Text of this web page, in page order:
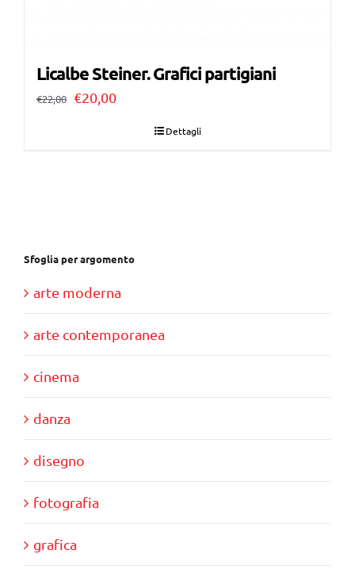
Licalbe Steiner. Grafici partigiani
€22,00 Il
€20,00Il
Dettagli
Sfoglia per argomento
arte moderna
arte contemporanea
cinema
danza
disegno
fotografia
grafica